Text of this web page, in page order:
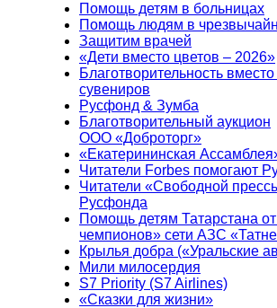
Помощь детям в больницах
Помощь людям в
Защитим врачей
«Дети вместо цветов – 2026»
Благотворительность
сувениров
Русфонд & Зумба
Благотворительный аукцион
ООО «Доброторг»
«Екатерининская
Читатели Forbes помогают
Читатели «Свободной
Русфонда
Помощь детям Татарстана
чемпионов» сети АЗС
Крылья добра («Уральские
Мили милосердия
S7 Priority (S7 Airlines)
«Сказки для жизни»